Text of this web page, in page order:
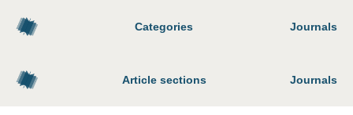
Categories Journals
Article sections Journals